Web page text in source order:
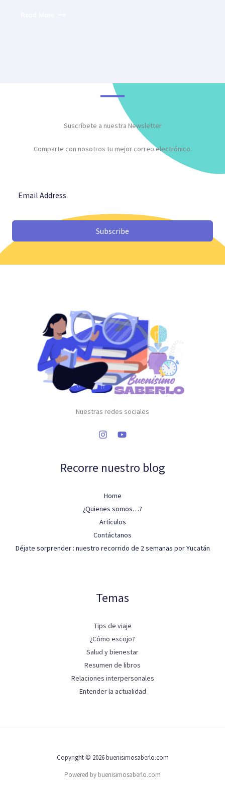
Suscríbete a nuestra Newsletter
Comparte con nosotros tu mejor correo electrónico.
Subscribe
Nuestras redes sociales
Recorre nuestro blog
Home
¿Quienes somos…?
Artículos
Contáctanos
Déjate sorprender : nuestro recorrido de 2 semanas por Yucatán
Temas
Tips de viaje
¿Cómo escojo?
Salud y bienestar
Resumen de libros
Relaciones interpersonales
Entender la actualidad
Copyright © 2026 buenisimosaberlo.com
Powered by buenisimosaberlo.com